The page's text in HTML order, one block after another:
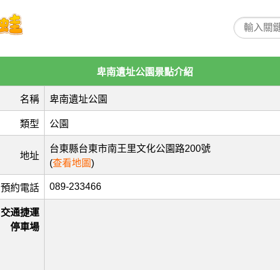
卑南遺址公園景點介紹
名稱 卑南遺址公園
類型 公園
地址
台東縣台東市南王里文化公園路200號
(查看地圖)
預約電話 089-233466
交通捷運
停車場